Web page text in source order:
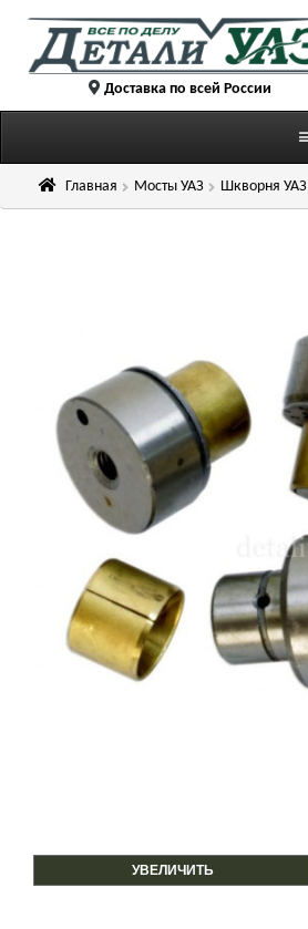
Перейти
Перейти
содержимому Доставка по всей России
Главная Мосты УАЗ Шкворня УАЗ
УВЕЛИЧИТЬ